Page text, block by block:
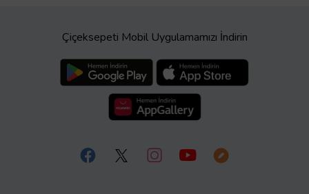
Çiçeksepeti Mobil Uygulamamızı İndirin